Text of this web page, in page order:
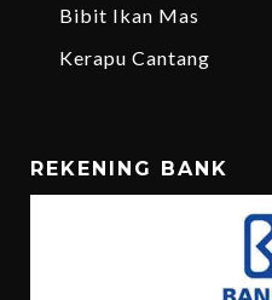
Bibit Ikan Mas
Kerapu Cantang
REKENING BANK